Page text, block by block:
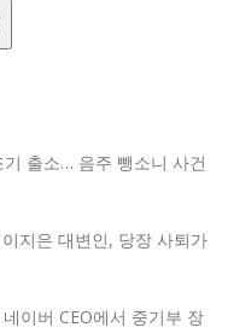
출소… 음주 뺑소니 사건
지은 대변인, 당장 사퇴가
이버 CEO에서 중기부 장